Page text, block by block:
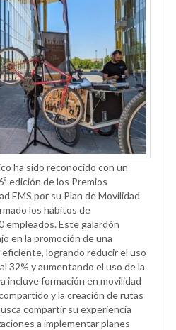
ha sido reconocido con un
edición de los Premios
EMS por su Plan de Movilidad
los hábitos de
empleados. Este galardón
en la promoción de una
logrando reducir el uso
32% y aumentando el uso de la
incluye formación en movilidad
y la creación de rutas
compartir su experiencia
a implementar planes